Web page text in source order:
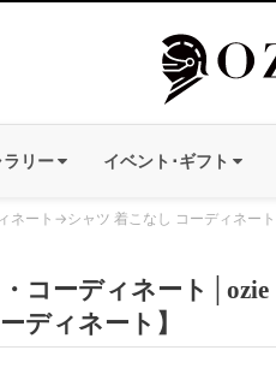
ラリー イベント･ギフト
ネート → シャツ 着こなし コーディネート
コーディネート
ディネート】